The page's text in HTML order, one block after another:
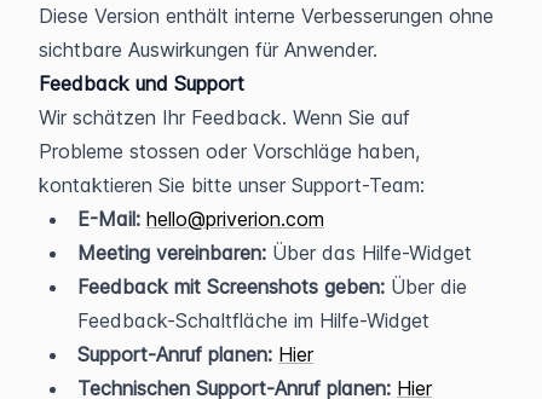
Diese Version enthält interne Verbesserungen ohne
sichtbare Auswirkungen für Anwender.
Feedback und Support
Wir schätzen Ihr Feedback. Wenn Sie auf
Probleme stossen oder Vorschläge haben,
kontaktieren Sie bitte unser Support-Team:
E-Mail: hello@priverion.com
Meeting vereinbaren: Über das Hilfe-Widget
Feedback mit Screenshots geben: Über die
Feedback-Schaltfläche im Hilfe-Widget
Support-Anruf planen: Hier
Technischen Support-Anruf planen: Hier